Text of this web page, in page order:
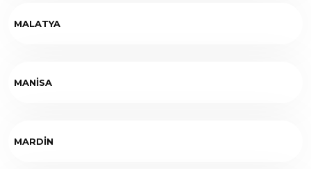
MALATYA
MANİSA
MARDİN